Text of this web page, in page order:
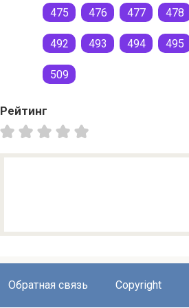
475 476 477 478
492 493 494 495
509
Рейтинг
Обратная связь Copyright